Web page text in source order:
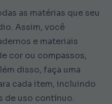
as matérias que seu
Assim, você
e materiais
cor ou compassos,
disso, faça uma
cada item, incluindo
de uso contínuo.